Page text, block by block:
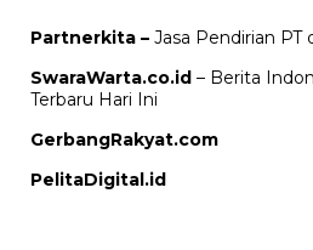
Partnerkita – Jasa Pendirian PT
SwaraWarta.co.id – Berita
Terbaru Hari Ini
GerbangRakyat.com
PelitaDigital.id